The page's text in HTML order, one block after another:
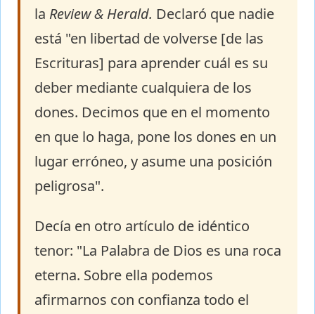
la Review & Herald. Declaró que nadie
está "en libertad de volverse [de las
Escrituras] para aprender cuál es su
deber mediante cualquiera de los
dones. Decimos que en el momento
en que lo haga, pone los dones en un
lugar erróneo, y asume una posición
peligrosa".
Decía en otro artículo de idéntico
tenor: "La Palabra de Dios es una roca
eterna. Sobre ella podemos
afirmarnos con confianza todo el